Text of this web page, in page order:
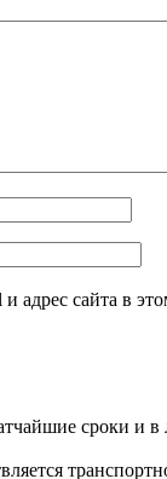
адрес сайта в
сроки и